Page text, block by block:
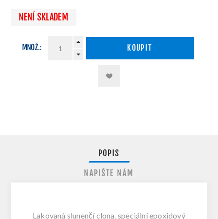
NENÍ SKLADEM
MNOŽ.: KOUPIT
POPIS
NAPIŠTE NÁM
Lakovaná slunenčí clona, speciální epoxidový